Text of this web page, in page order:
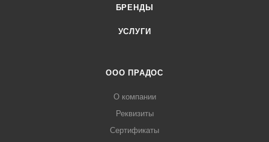
БРЕНДЫ
УСЛУГИ
ООО ПРАДОС
О компании
Реквизиты
Сертификаты